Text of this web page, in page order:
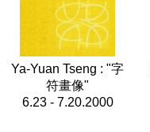
Ya-Yuan Tseng : "字
符畫像"
6.23 - 7.20.2000